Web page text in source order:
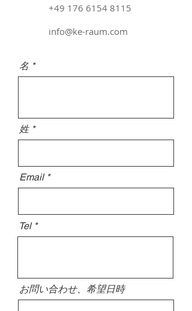
+49 176 6154 8115
info@ke-raum.com
名
姓
Email
Tel
お問い合わせ、希望日時